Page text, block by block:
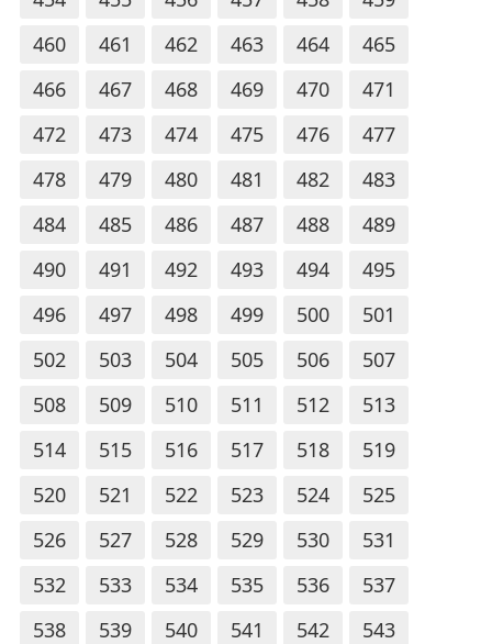
460
461 462 463 464
465
466
467 468 469 470
471
472
473 474 475 476
477
478
479 480 481 482
483
484
485 486 487 488
489
490
491 492 493 494
495
496
497 498 499 500
501
502
503 504 505 506
507
508
509 510 511 512
513
514
515 516 517 518
519
520
521 522 523 524
525
526
527 528 529 530
531
532
533 534 535 536
537
538
539 540 541 542
543